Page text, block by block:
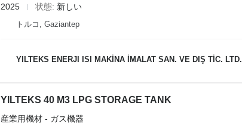
2025
状態 新しい
トルコ, Gaziantep
YILTEKS ENERJI ISI MAKİNA İMALAT SAN. VE DIŞ TİC.
YILTEKS 40 M3 LPG STORAGE TANK
産業用機材 - ガス機器